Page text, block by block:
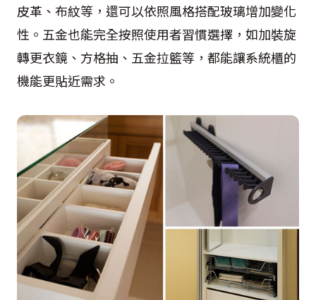
皮革、布紋等，還可以依照風格搭配玻璃增加變化
性。五金也能完全按照使用者習慣選擇，如加裝旋
轉更衣鏡、方格抽、五金拉籃等，都能讓系統櫃的
機能更貼近需求。